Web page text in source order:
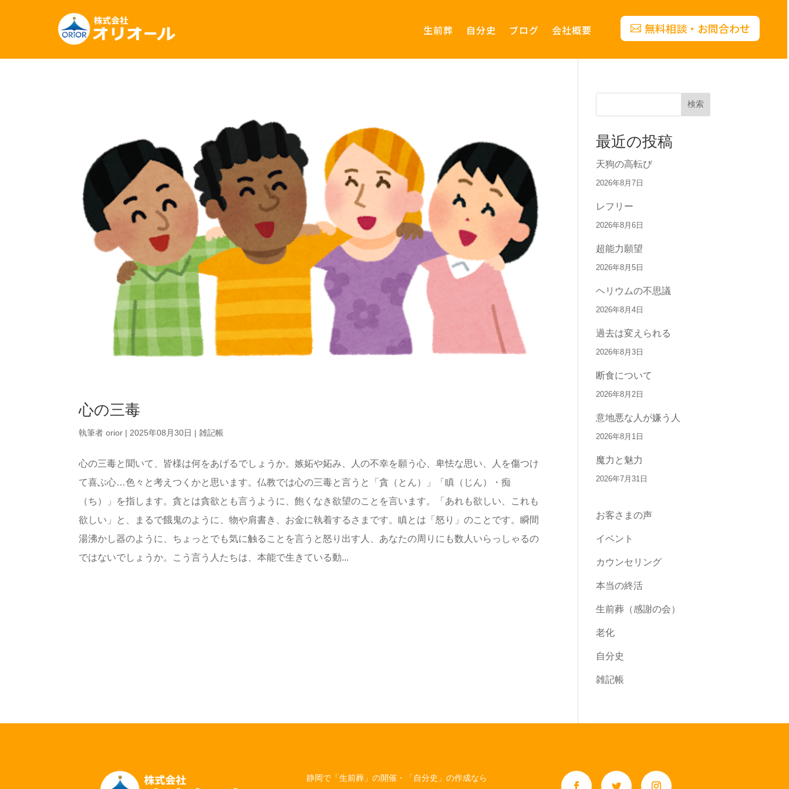
生前葬 自分史 ブログ 会社概要 無料相談・お問合わせ
心の三毒
執筆者orior | 2025年08月30日 |雑記帳
心の三毒と聞いて、皆様は何をあげるでしょうか。嫉妬や妬み、人の不幸を願う心、卑怯な思い、人を傷つけ
て喜ぶ心…色々と考えつくかと思います。仏教では心の三毒と言うと「貪（とん）」「瞋（じん）・痴
（ち）」を指します。貪とは貪欲とも言うように、飽くなき欲望のことを言います。「あれも欲しい、これも
欲しい」と、まるで餓鬼のように、物や肩書き、お金に執着するさまです。瞋とは「怒り」のことです。瞬間
湯沸かし器のように、ちょっとでも気に触ることを言うと怒り出す人、あなたの周りにも数人いらっしゃるの
ではないでしょうか。こう言う人たちは、本能で生きている動...
検索
最近の投稿
天狗の高転び
2026年8月7日
レフリー
2026年8月6日
超能力願望
2026年8月5日
ヘリウムの不思議
2026年8月4日
過去は変えられる
2026年8月3日
断食について
2026年8月2日
意地悪な人が嫌う人
2026年8月1日
魔力と魅力
2026年7月31日
お客さまの声
イベント
カウンセリング
本当の終活
生前葬（感謝の会）
老化
自分史
雑記帳
静岡で「生前葬」の開催・「自分史」の作成なら